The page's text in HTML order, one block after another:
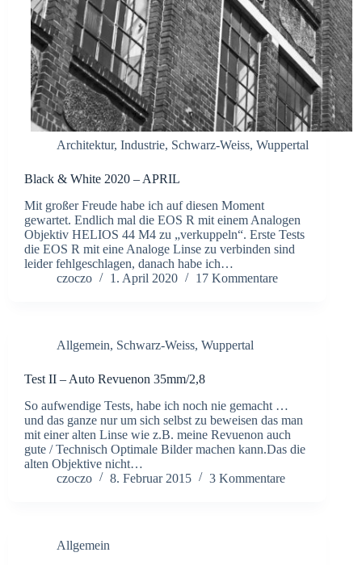
Architektur, Industrie, Schwarz-Weiss, Wuppertal
Black & White 2020 – APRIL
Mit großer Freude habe ich auf diesen Moment
gewartet. Endlich mal die EOS R mit einem Analogen
Objektiv HELIOS 44 M4 zu „verkuppeln“. Erste Tests
die EOS R mit eine Analoge Linse zu verbinden sind
leider fehlgeschlagen, danach habe ich…
czoczo
1. April 2020 17 Kommentare
Allgemein, Schwarz-Weiss, Wuppertal
Test II – Auto Revuenon 35mm/2,8
So aufwendige Tests, habe ich noch nie gemacht …
und das ganze nur um sich selbst zu beweisen das man
mit einer alten Linse wie z.B. meine Revuenon auch
gute / Technisch Optimale Bilder machen kann.Das die
alten Objektive nicht…
czoczo
8. Februar 2015 3 Kommentare
Allgemein